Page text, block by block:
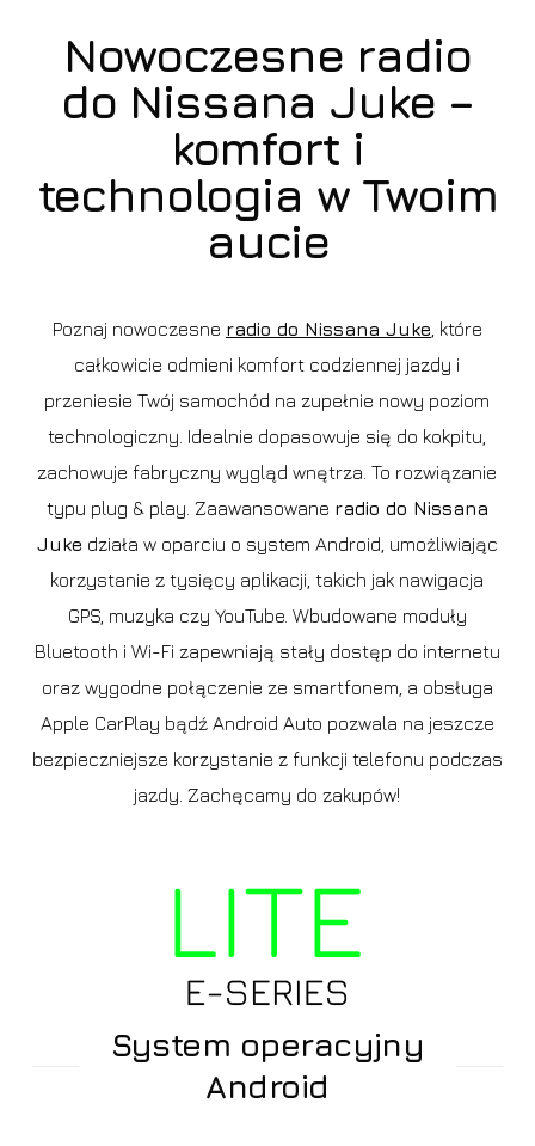
Nowoczesne radio
do Nissana Juke –
komfort i
technologia w Twoim
aucie
Poznaj nowoczesne radio do Nissana Juke , które
całkowicie odmieni komfort codziennej jazdy i
przeniesie Twój samochód na zupełnie nowy poziom
technologiczny. Idealnie dopasowuje się do kokpitu,
zachowuje fabryczny wygląd wnętrza. To rozwiązanie
typu plug & play. Zaawansowane radio do Nissana
Juke działa w oparciu o system Android, umożliwiając
korzystanie z tysięcy aplikacji, takich jak nawigacja
GPS, muzyka czy YouTube. Wbudowane moduły
Bluetooth i Wi-Fi zapewniają stały dostęp do internetu
oraz wygodne połączenie ze smartfonem, a obsługa
Apple CarPlay bądź Android Auto pozwala na jeszcze
bezpieczniejsze korzystanie z funkcji telefonu podczas
jazdy. Zachęcamy do zakupów!
System operacyjny
Android